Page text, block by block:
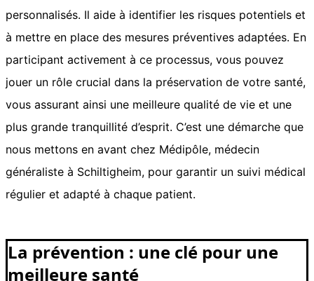
personnalisés. Il aide à identifier les risques potentiels et
à mettre en place des mesures préventives adaptées. En
participant activement à ce processus, vous pouvez
jouer un rôle crucial dans la préservation de votre santé,
vous assurant ainsi une meilleure qualité de vie et une
plus grande tranquillité d’esprit. C’est une démarche que
nous mettons en avant chez Médipôle, médecin
généraliste à Schiltigheim, pour garantir un suivi médical
régulier et adapté à chaque patient.
La prévention : une clé pour une
meilleure santé